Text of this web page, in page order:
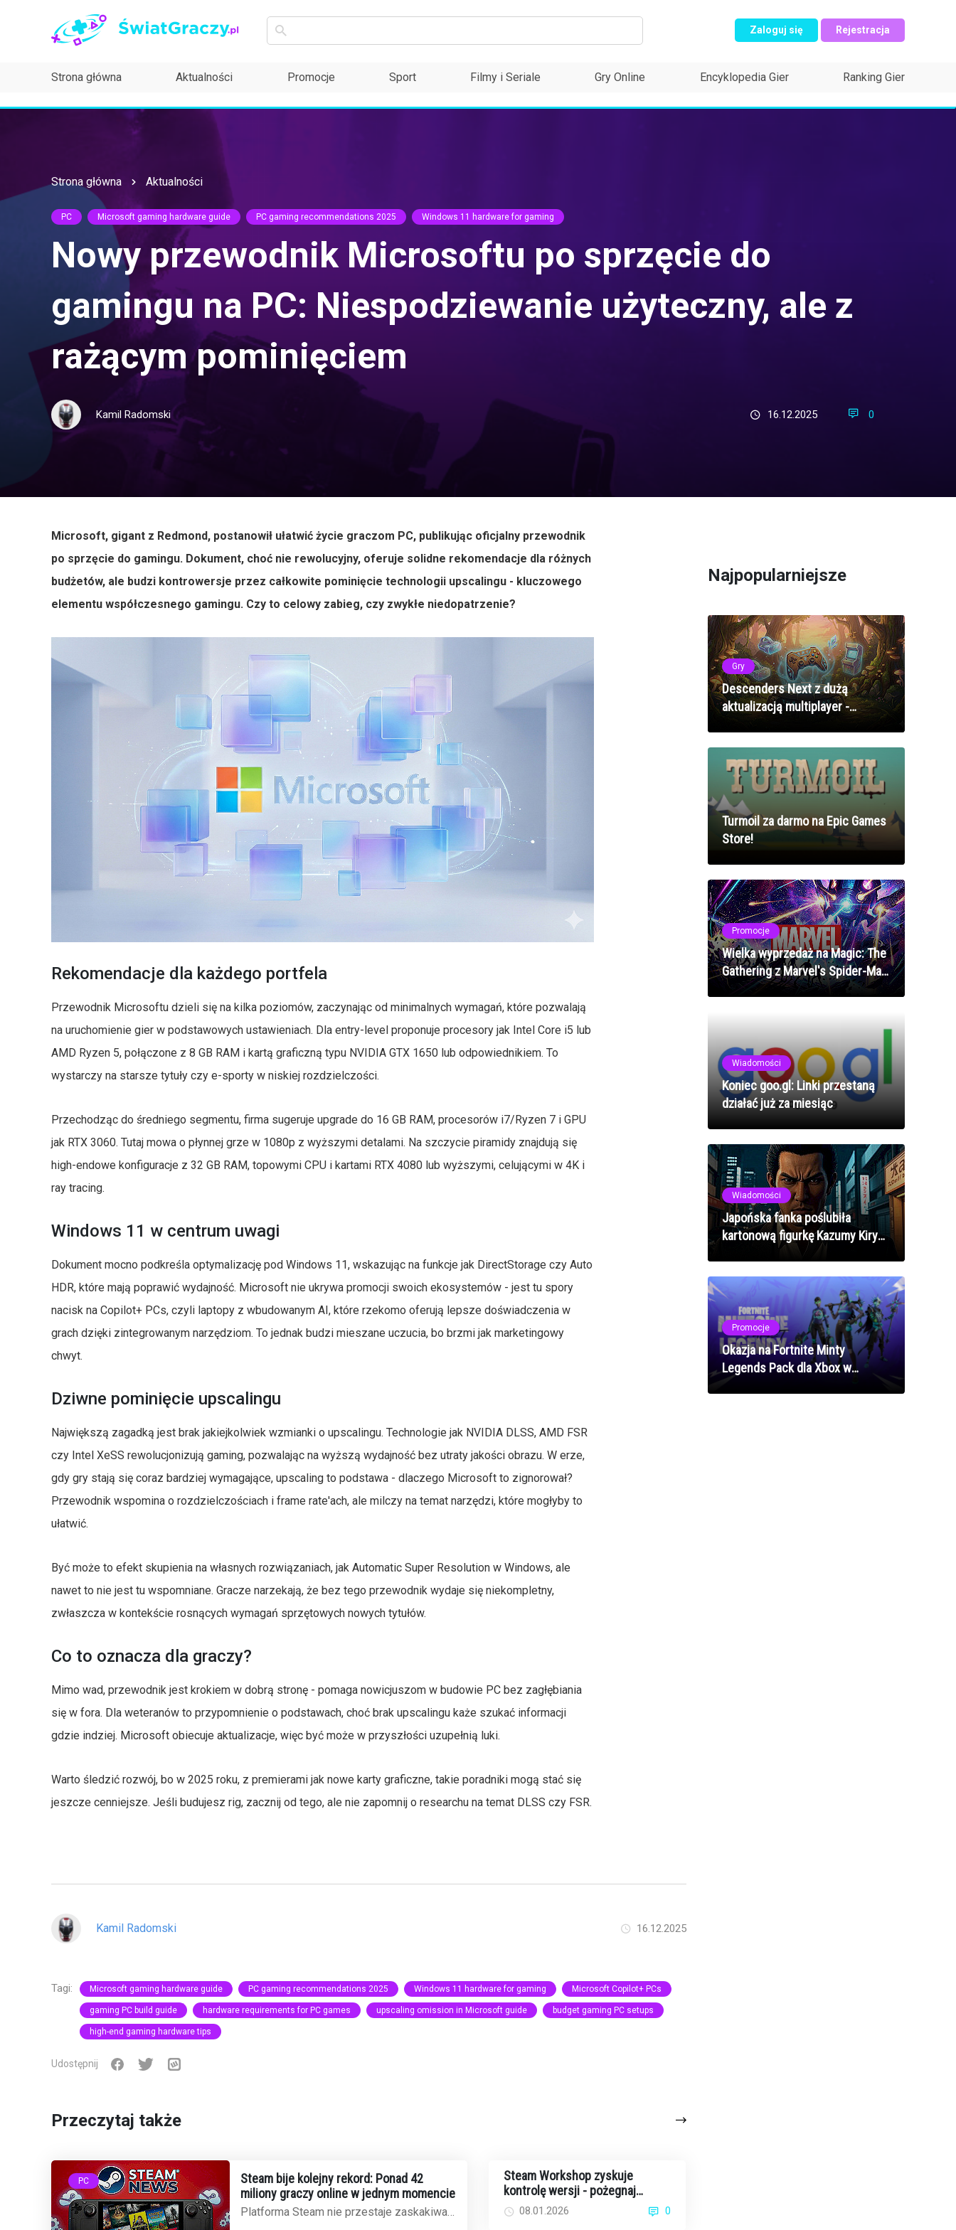
Zaloguj się Rejestracja
Strona główna Aktualności Promocje Sport Filmy i Seriale Gry Online Encyklopedia Gier Ranking Gier
Strona główna Aktualności
PC Microsoft gaming hardware guide PC gaming recommendations 2025 Windows 11 hardware for gaming
Nowy przewodnik Microsoftu po sprzęcie do
gamingu na PC: Niespodziewanie użyteczny, ale z
rażącym pominięciem
Kamil Radomski 16.12.2025 0
Microsoft, gigant z Redmond, postanowił ułatwić życie graczom PC, publikując oficjalny przewodnik
po sprzęcie do gamingu. Dokument, choć nie rewolucyjny, oferuje solidne rekomendacje dla różnych
budżetów, ale budzi kontrowersje przez całkowite pominięcie technologii upscalingu - kluczowego
elementu współczesnego gamingu. Czy to celowy zabieg, czy zwykłe niedopatrzenie?
Rekomendacje dla każdego portfela
Przewodnik Microsoftu dzieli się na kilka poziomów, zaczynając od minimalnych wymagań, które pozwalają
na uruchomienie gier w podstawowych ustawieniach. Dla entry-level proponuje procesory jak Intel Core i5 lub
AMD Ryzen 5, połączone z 8 GB RAM i kartą graficzną typu NVIDIA GTX 1650 lub odpowiednikiem. To
wystarczy na starsze tytuły czy e-sporty w niskiej rozdzielczości.
Przechodząc do średniego segmentu, firma sugeruje upgrade do 16 GB RAM, procesorów i7/Ryzen 7 i GPU
jak RTX 3060. Tutaj mowa o płynnej grze w 1080p z wyższymi detalami. Na szczycie piramidy znajdują się
high-endowe konfiguracje z 32 GB RAM, topowymi CPU i kartami RTX 4080 lub wyższymi, celującymi w 4K i
ray tracing.
Windows 11 w centrum uwagi
Dokument mocno podkreśla optymalizację pod Windows 11, wskazując na funkcje jak DirectStorage czy Auto
HDR, które mają poprawić wydajność. Microsoft nie ukrywa promocji swoich ekosystemów - jest tu spory
nacisk na Copilot+ PCs, czyli laptopy z wbudowanym AI, które rzekomo oferują lepsze doświadczenia w
grach dzięki zintegrowanym narzędziom. To jednak budzi mieszane uczucia, bo brzmi jak marketingowy
chwyt.
Dziwne pominięcie upscalingu
Największą zagadką jest brak jakiejkolwiek wzmianki o upscalingu. Technologie jak NVIDIA DLSS, AMD FSR
czy Intel XeSS rewolucjonizują gaming, pozwalając na wyższą wydajność bez utraty jakości obrazu. W erze,
gdy gry stają się coraz bardziej wymagające, upscaling to podstawa - dlaczego Microsoft to zignorował?
Przewodnik wspomina o rozdzielczościach i frame rate'ach, ale milczy na temat narzędzi, które mogłyby to
ułatwić.
Być może to efekt skupienia na własnych rozwiązaniach, jak Automatic Super Resolution w Windows, ale
nawet to nie jest tu wspomniane. Gracze narzekają, że bez tego przewodnik wydaje się niekompletny,
zwłaszcza w kontekście rosnących wymagań sprzętowych nowych tytułów.
Co to oznacza dla graczy?
Mimo wad, przewodnik jest krokiem w dobrą stronę - pomaga nowicjuszom w budowie PC bez zagłębiania
się w fora. Dla weteranów to przypomnienie o podstawach, choć brak upscalingu każe szukać informacji
gdzie indziej. Microsoft obiecuje aktualizacje, więc być może w przyszłości uzupełnią luki.
Warto śledzić rozwój, bo w 2025 roku, z premierami jak nowe karty graficzne, takie poradniki mogą stać się
jeszcze cenniejsze. Jeśli budujesz rig, zacznij od tego, ale nie zapomnij o researchu na temat DLSS czy FSR.
Kamil Radomski 16.12.2025
Tagi: Microsoft gaming hardware guide PC gaming recommendations 2025 Windows 11 hardware for gaming Microsoft Copilot+ PCs
gaming PC build guide hardware requirements for PC games upscaling omission in Microsoft guide budget gaming PC setups
high-end gaming hardware tips
Udostępnij
Przeczytaj także
PC
Steam bije kolejny rekord: Ponad 42
miliony graczy online w jednym momencie
Platforma Steam nie przestaje zaskakiwać.
Steam Workshop zyskuje
kontrolę wersji - pożegnaj
problemy z modami po
aktualizacjach gier
08.01.2026 0
Najpopularniejsze
Gry
Descenders Next z dużą
aktualizacją multiplayer -
korzeni
Turmoil za darmo na Epic Games
Store!
Promocje
Wielka wyprzedaż na Magic: The
Gathering z Marvel's Spider-Man
- Booster Box prawie 50% taniej!
Wiadomości
Koniec goo.gl: Linki przestaną
działać już za miesiąc
Wiadomości
Japońska fanka poślubiła
kartonową figurkę Kazumy Kiryu
- zabawa na 20-lecie Like a
Promocje
Okazja na Fortnite Minty
Legends Pack dla Xbox w
CDKeys za 19,99 zł